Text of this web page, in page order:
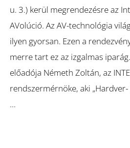
u. 3.) kerül megrendezésre az
AVolúció. Az AV-technológia
ilyen gyorsan. Ezen a
merre tart ez az izgalmas
előadója Németh Zoltán, az
rendszermérnöke, aki
…